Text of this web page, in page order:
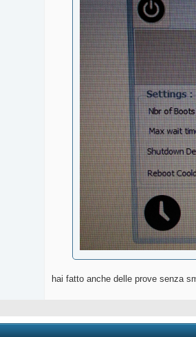
hai fatto anche delle prove senza